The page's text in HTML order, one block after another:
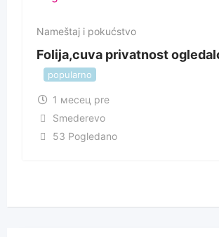
Nameštaj i pokućstvo
Folija,cuva privatnost
popularno
1 месец pre
Smederevo
53 Pogledano